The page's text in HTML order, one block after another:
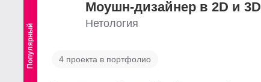
Популярный
Моушн-дизайнер в 2D и 3D
Нетология
4 проекта в портфолио